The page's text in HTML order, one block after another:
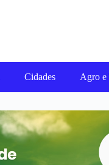
Cidades Agro e